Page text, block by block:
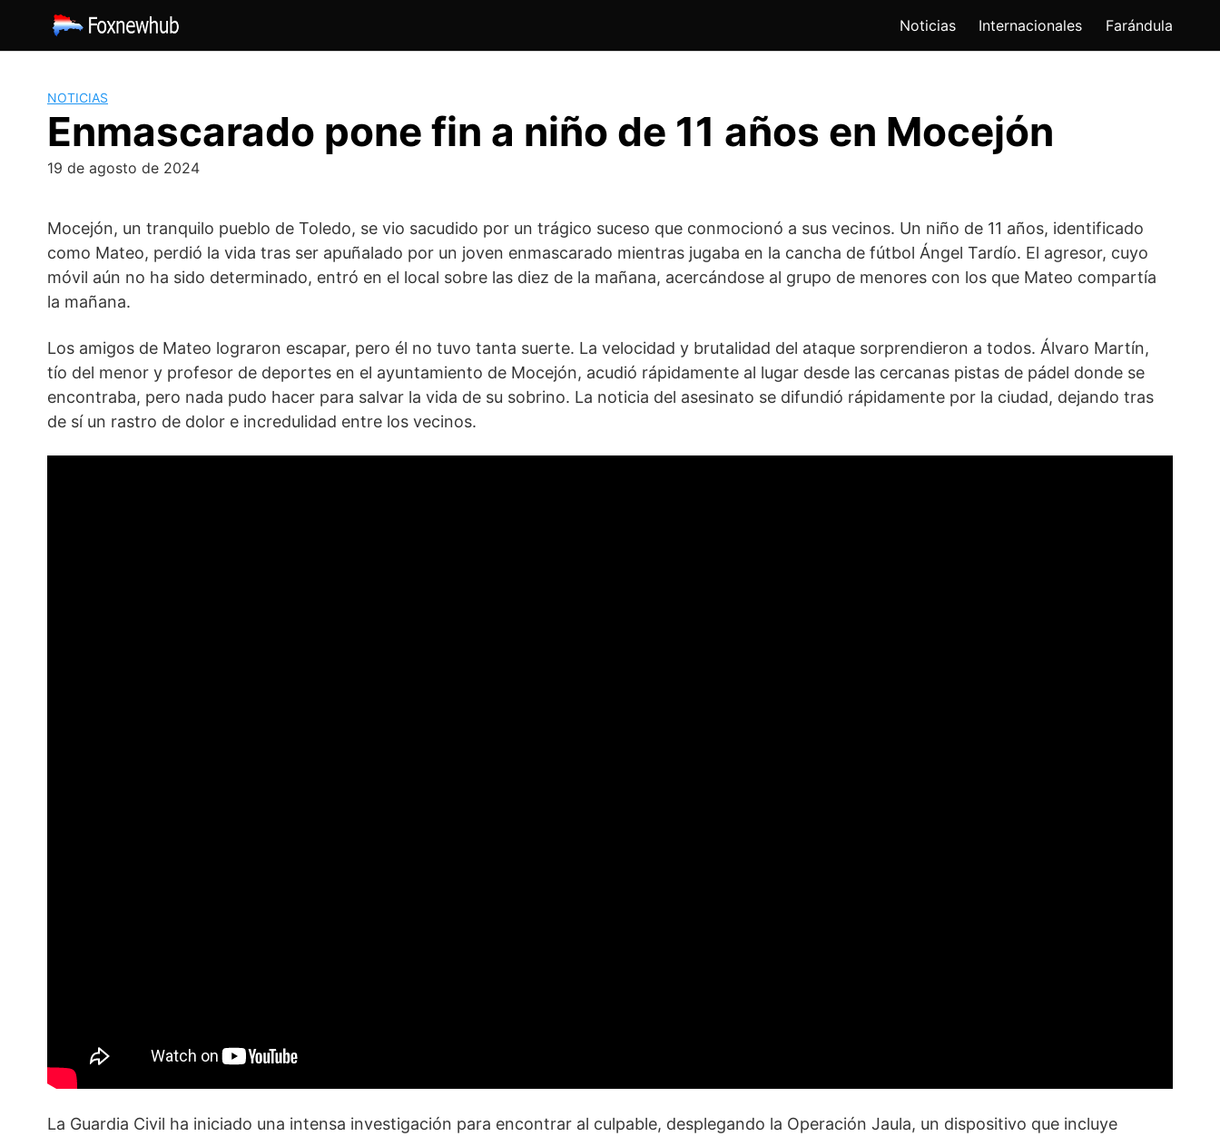
contenido
Noticias Internacionales Farándula
NOTICIAS
Enmascarado pone fin a niño de 11 años en Mocejón
19 de agosto de 2024
Mocejón, un tranquilo pueblo de Toledo, se vio sacudido por un trágico suceso que conmocionó a sus vecinos. Un niño de 11 años, identificado
como Mateo, perdió la vida tras ser apuñalado por un joven enmascarado mientras jugaba en la cancha de fútbol Ángel Tardío. El agresor, cuyo
móvil aún no ha sido determinado, entró en el local sobre las diez de la mañana, acercándose al grupo de menores con los que Mateo compartía
la mañana.
Los amigos de Mateo lograron escapar, pero él no tuvo tanta suerte. La velocidad y brutalidad del ataque sorprendieron a todos. Álvaro Martín,
tío del menor y profesor de deportes en el ayuntamiento de Mocejón, acudió rápidamente al lugar desde las cercanas pistas de pádel donde se
encontraba, pero nada pudo hacer para salvar la vida de su sobrino. La noticia del asesinato se difundió rápidamente por la ciudad, dejando tras
de sí un rastro de dolor e incredulidad entre los vecinos.
La Guardia Civil ha iniciado una intensa investigación para encontrar al culpable, desplegando la Operación Jaula, un dispositivo que incluye